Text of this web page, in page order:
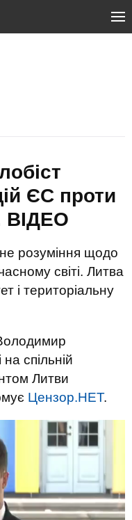
ЄС проти
ВIДЕО
розуміння щодо
світі. Литва
і територіальну
спільній
Литви
Цензор.НЕТ.